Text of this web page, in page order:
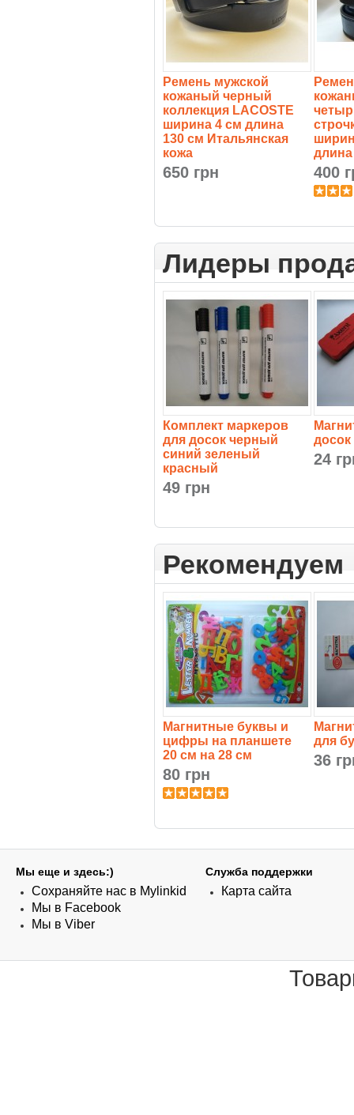
Ремень мужской
кожаный черный
коллекция LACOSTE
ширина 4 см длина
130 см Итальянская
кожа
650 грн
длина
400
Лидеры
Комплект маркеров
для досок черный
синий зеленый
красный
49 грн
24
Рекомендуем
Магнитные буквы и
цифры на планшете
20 см на 28 см
80 грн
для
36
Мы еще и здесь:)
Сохраняйте нас в Mylinkid
Мы в Facebook
Мы в Viber
Служба поддержки
Карта сайта